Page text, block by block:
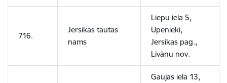
716.
Jersikas tautas
nams
Liepu iela 5,
Upenieki,
Jersikas pag.,
Līvānu nov.
Gaujas iela 13,